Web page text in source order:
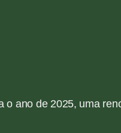
ano de 2025, uma